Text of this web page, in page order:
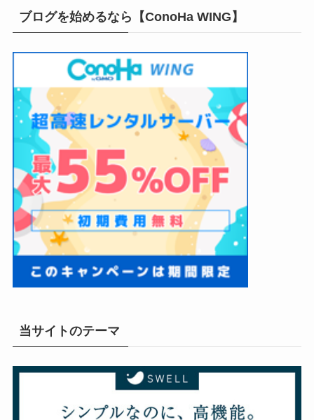
ブログを始めるなら【ConoHa WING】
当サイトのテーマ